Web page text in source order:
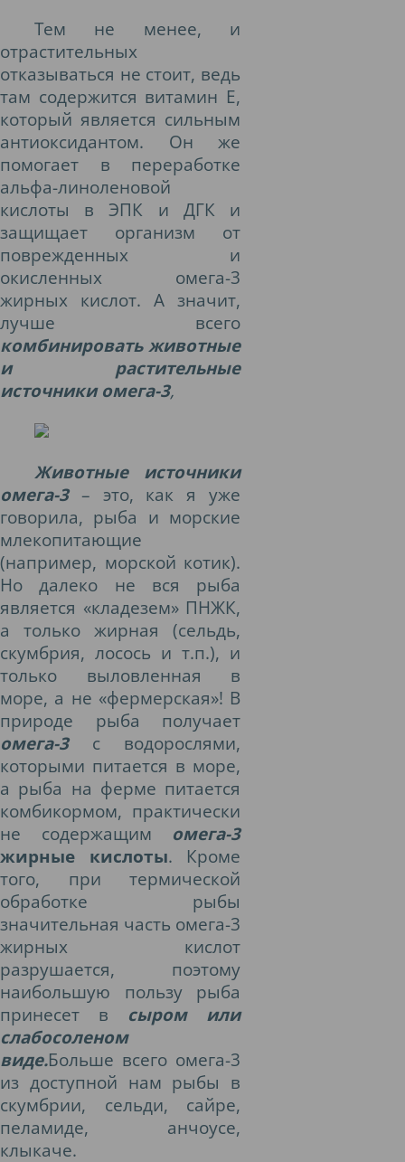
Тем не менее, и
отрастительных
отказываться не стоит, ведь
там содержится витамин Е,
который является сильным
антиоксидантом. Он же
помогает в переработке
альфа-линоленовой
кислоты в ЭПК и ДГК и
защищает организм от
поврежденных и
окисленных омега-3
жирных кислот. А значит,
лучше всего
комбинировать животные
и растительные
источники омега-3,
Животные источники
омега-3– это, как я уже
говорила, рыба и морские
млекопитающие
(например, морской котик).
Но далеко не вся рыба
является «кладезем» ПНЖК,
а только жирная (сельдь,
скумбрия, лосось и т.п.), и
только выловленная в
море, а не «фермерская»! В
природе рыба получает
омега-3с водорослями,
которыми питается в море,
а рыба на ферме питается
комбикормом, практически
не содержащим омега-3
жирные кислоты. Кроме
того, при термической
обработке рыбы
значительная часть омега-3
жирных кислот
разрушается, поэтому
наибольшую пользу рыба
принесет в сыром или
слабосоленом
виде.Больше всего омега-3
из доступной нам рыбы в
скумбрии, сельди, сайре,
пеламиде, анчоусе,
клыкаче.